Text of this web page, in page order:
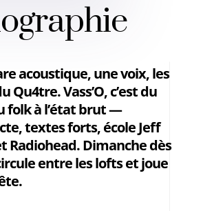
acoustique, une voix, les
Qu4tre. Vass’O, c’est du
folk à l’état brut —
textes forts, école Jeff
Radiohead. Dimanche dès
entre les lofts et joue